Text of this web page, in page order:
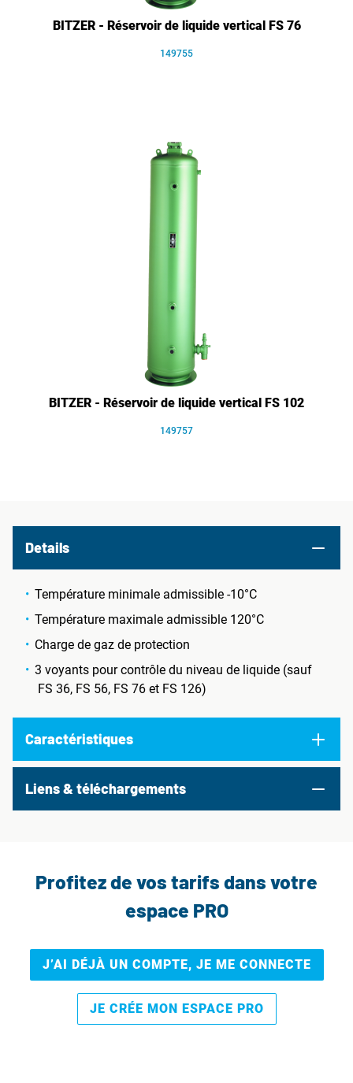
BITZER - Réservoir de liquide vertical FS 76
149755
BITZER - Réservoir de liquide vertical FS 102
149757
Details
Température minimale admissible -10°C
Température maximale admissible 120°C
Charge de gaz de protection
3 voyants pour contrôle du niveau de liquide (sauf
FS 36, FS 56, FS 76 et FS 126)
Caractéristiques
Liens & téléchargements
Profitez de vos tarifs dans votre
espace PRO
J’AI DÉJÀ UN COMPTE, JE ME CONNECTE
JE CRÉE MON ESPACE PRO